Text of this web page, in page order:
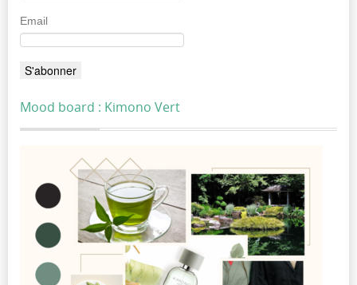
Email
Mood board : Kimono Vert